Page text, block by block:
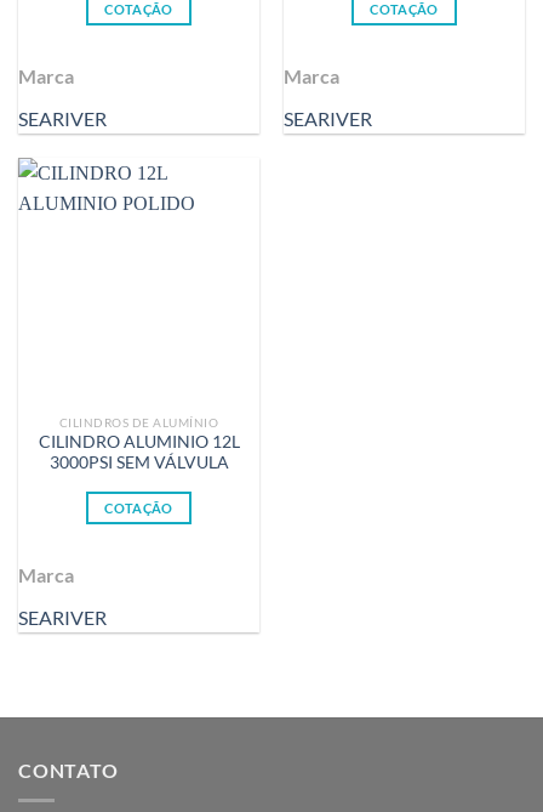
COTAÇÃO
Marca
SEARIVER
COTAÇÃO
Marca
SEARIVER
CILINDROS DE ALUMÍNIO
CILINDRO ALUMINIO 12L
3000PSI SEM VÁLVULA
COTAÇÃO
Marca
SEARIVER
CONTATO